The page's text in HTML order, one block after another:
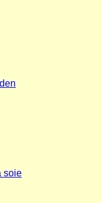
soie